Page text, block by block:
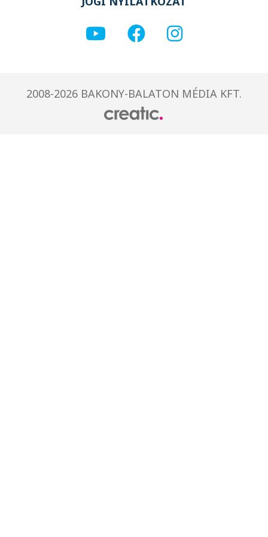
2008-2026 BAKONY-BALATON MÉDIA KFT.